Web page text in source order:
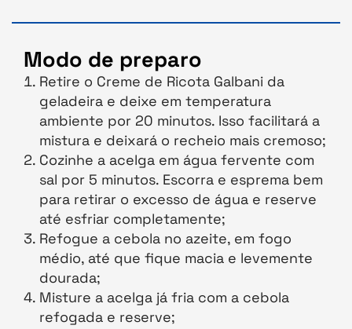
Modo de preparo
Retire o Creme de Ricota Galbani da
geladeira e deixe em temperatura
ambiente por 20 minutos. Isso facilitará a
mistura e deixará o recheio mais cremoso;
Cozinhe a acelga em água fervente com
sal por 5 minutos. Escorra e esprema bem
para retirar o excesso de água e reserve
até esfriar completamente;
Refogue a cebola no azeite, em fogo
médio, até que fique macia e levemente
dourada;
Misture a acelga já fria com a cebola
refogada e reserve;